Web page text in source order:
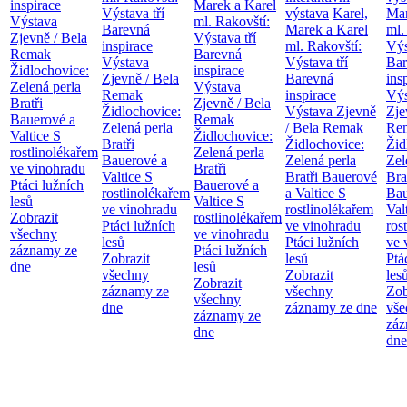
inspirace
Výstava
Zjevně / Bela
Remak
Židlochovice:
Zelená perla
Bratři
Bauerové a
Valtice S
rostlinolékařem
ve vinohradu
Ptáci lužních
lesů
Zobrazit
všechny
záznamy ze
dne
Výstava tří
Barevná
inspirace
Výstava
Zjevně / Bela
Remak
Židlochovice:
Zelená perla
Bratři
Bauerové a
Valtice S
rostlinolékařem
ve vinohradu
Ptáci lužních
lesů
Zobrazit
všechny
záznamy ze
dne
Marek a Karel
ml. Rakovští:
Výstava tří
Barevná
inspirace
Výstava
Zjevně / Bela
Remak
Židlochovice:
Zelená perla
Bratři
Bauerové a
Valtice S
rostlinolékařem
ve vinohradu
Ptáci lužních
lesů
Zobrazit
všechny
záznamy ze
dne
výstava Karel,
Marek a Karel
ml. Rakovští:
Výstava tří
Barevná
inspirace
Výstava Zjevně
/ Bela Remak
Židlochovice:
Zelená perla
Bratři Bauerové
a Valtice S
rostlinolékařem
ve vinohradu
Ptáci lužních
lesů
Zobrazit
všechny
záznamy ze dne
ml.
ve
dne